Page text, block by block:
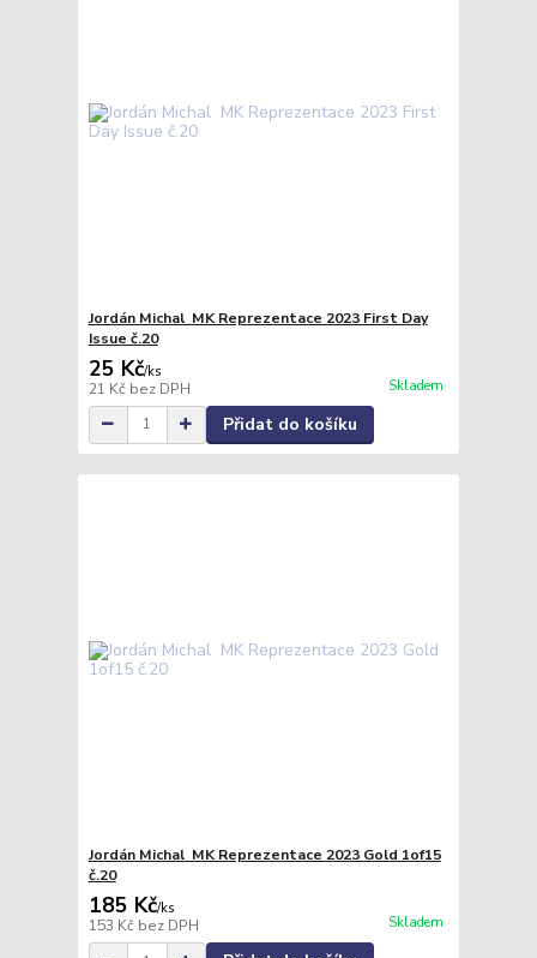
Jordán Michal MK Reprezentace 2023 First Day
Issue č.20
25 Kč/ks
21 Kč bez DPH Skladem
Přidat do košíku
Jordán Michal MK Reprezentace 2023 Gold 1of15
č.20
185 Kč/ks
153 Kč bez DPH Skladem